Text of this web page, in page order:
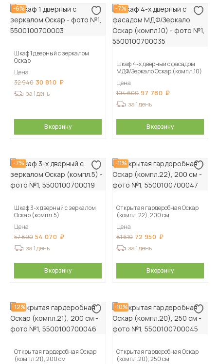
-6%
Шкаф 1 дверный с зеркалом
Оскар
Цена
32 940 30 810
за 1 день
В корзину
-7%
Шкаф 4-х дверный с фасадом
МДФ/Зеркало Оскар (компл.10)
Цена
104 600 97 780
за 1 день
В корзину
-7%
Шкаф 3-х дверный с зеркалом
Оскар (компл.5)
Цена
57 890 54 070
за 1 день
В корзину
-11%
Открытая гардеробная Оскар
(компл.22), 200 см
Цена
81 610 72 950
за 1 день
В корзину
-12%
Открытая гардеробная Оскар
(компл.21), 200 см
-10%
Открытая гардеробная Оскар
(компл.20), 250 см